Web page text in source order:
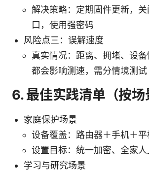
解决策略：定期固件更新，
口，使用强密码
风险点三：误解速度
真实情况：距离、拥堵、设
都会影响测速，需分情境测试
6. 最佳实践清单（按场
家庭保护场景
设备覆盖：路由器＋手机＋
设置目标：统一加密、全家
学习与研究场景